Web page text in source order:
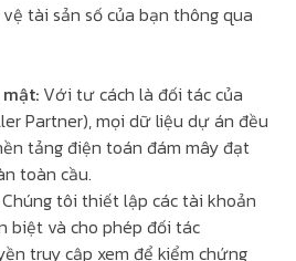
tài sản số của bạn thông qua
Với tư cách là đối tác của
Partner), mọi dữ liệu dự án đều
tảng điện toán đám mây đạt
toàn cầu.
Chúng tôi thiết lập các tài khoản
biệt và cho phép đối tác
truy cập xem để kiểm chứng